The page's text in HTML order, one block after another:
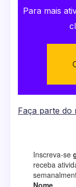
Para mais
Faça parte do